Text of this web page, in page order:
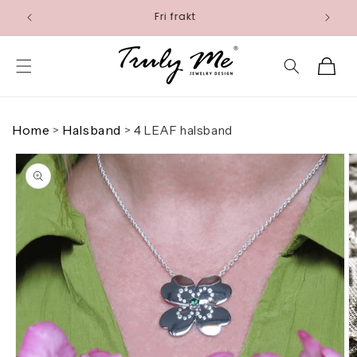
vidare
till
innehåll
Fri frakt
Varukorg
Home > Halsband > 4 LEAF halsband
vidare till